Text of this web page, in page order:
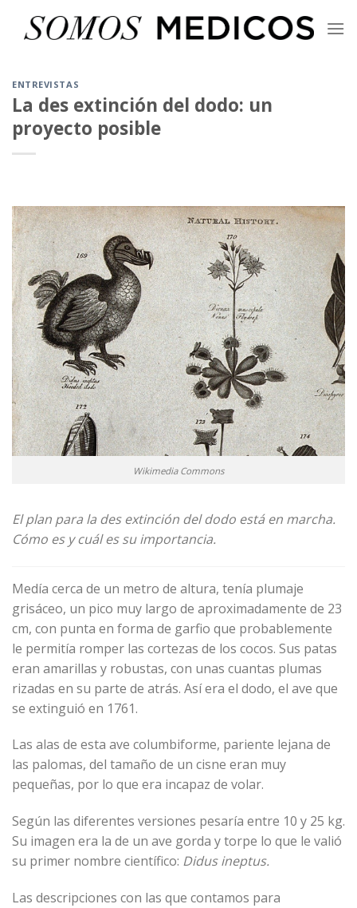
ENTREVISTAS
La des extinción del dodo: un
proyecto posible
Wikimedia Commons
El plan para la des extinción del dodo está en marcha.
Cómo es y cuál es su importancia.
Medía cerca de un metro de altura, tenía plumaje
grisáceo, un pico muy largo de aproximadamente de 23
cm, con punta en forma de garfio que probablemente
le permitía romper las cortezas de los cocos. Sus patas
eran amarillas y robustas, con unas cuantas plumas
rizadas en su parte de atrás. Así era el dodo, el ave que
se extinguió en 1761.
Las alas de esta ave columbiforme, pariente lejana de
las palomas, del tamaño de un cisne eran muy
pequeñas, por lo que era incapaz de volar.
Según las diferentes versiones pesaría entre 10 y 25 kg.
Su imagen era la de un ave gorda y torpe lo que le valió
su primer nombre científico: Didus ineptus.
Las descripciones con las que contamos para